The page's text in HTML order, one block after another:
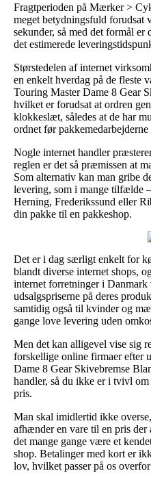
Fragtperioden på Mærker >
meget betydningsfuld forudsat
sekunder, så med det formål er
det estimerede
Størstedelen af internet
en enkelt hverdag på de fleste
Touring Master Dame 8 Gear
hvilket er forudsat at ordren
klokkeslæt, således at de har
ordnet før
Nogle internet handler
reglen er det så præmissen at
Som alternativ kan man gribe
levering, som i mange tilfælde
Herning, Frederikssund eller
din pakke til en pakkeshop.
Det er i dag særligt enkelt for
blandt diverse internet shops,
internet forretninger i
udsalgspriserne på deres
samtidig også til kvinder og
gange love levering uden
Men det kan alligevel vise sig
forskellige online firmaer efter
Dame 8 Gear Skivebremse
handler, så du ikke er i tvivl
pris.
Man skal imidlertid ikke
afhænder en vare til en pris
det mange gange være et
shop. Betalinger med kort er
lov, hvilket passer på os